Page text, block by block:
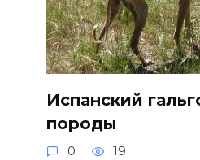
Испанский
породы
0 19